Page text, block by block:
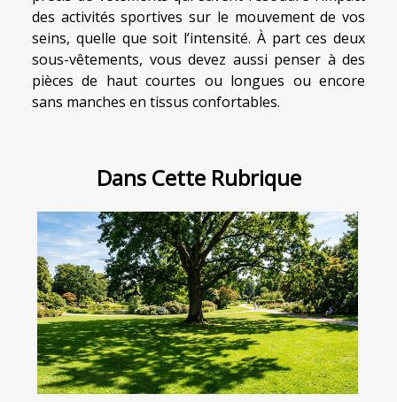
des activités sportives sur le mouvement de vos
seins, quelle que soit l’intensité. À part ces deux
sous-vêtements, vous devez aussi penser à des
pièces de haut courtes ou longues ou encore
sans manches en tissus confortables.
Dans Cette Rubrique